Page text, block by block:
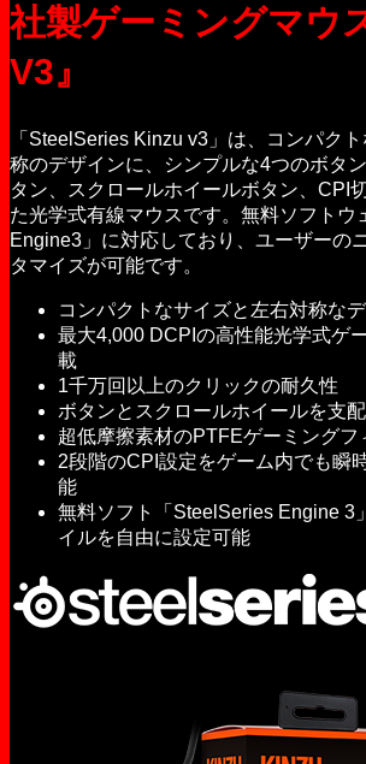
社製ゲーミングマウ
V3』
「SteelSeries Kinzu v3」は、コンパク
称のデザインに、シンプルな4つのボタ
タン、スクロールホイールボタン、CPI
た光学式有線マウスです。無料ソフトウ
Engine3」に対応しており、ユーザーの
タマイズが可能です。
コンパクトなサイズと左右対称な
最大4,000 DCPIの高性能光学式ゲ
載
1千万回以上のクリックの耐久性
ボタンとスクロールホイールを支
超低摩擦素材のPTFEゲーミングフ
2段階のCPI設定をゲーム内でも瞬
能
無料ソフト「SteelSeries Engine 3
イルを自由に設定可能